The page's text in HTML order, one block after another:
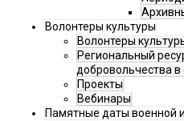
Волонтеры культуры
Волонтеры
Региональный
добровольчества
Проекты
Вебинары
Памятные даты военной